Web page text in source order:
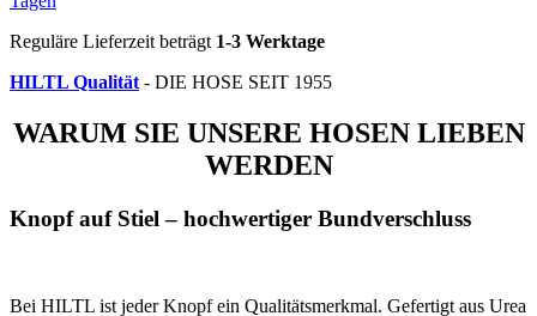
Reguläre Lieferzeit beträgt 1-3 Werktage
HILTL Qualität - DIE HOSE SEIT 1955
WARUM SIE UNSERE HOSEN LIEBEN
WERDEN
Knopf auf Stiel – hochwertiger Bundverschluss
Bei HILTL ist jeder Knopf ein Qualitätsmerkmal. Gefertigt aus Urea